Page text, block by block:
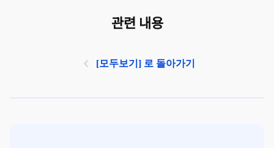
관련 내용
[모두보기] 로 돌아가기